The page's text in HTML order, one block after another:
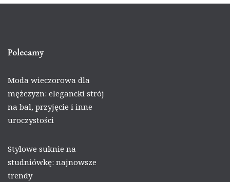
Polecamy
Moda wieczorowa dla
mężczyzn: elegancki strój
na bal, przyjęcie i inne
uroczystości
Stylowe suknie na
studniówkę: najnowsze
trendy